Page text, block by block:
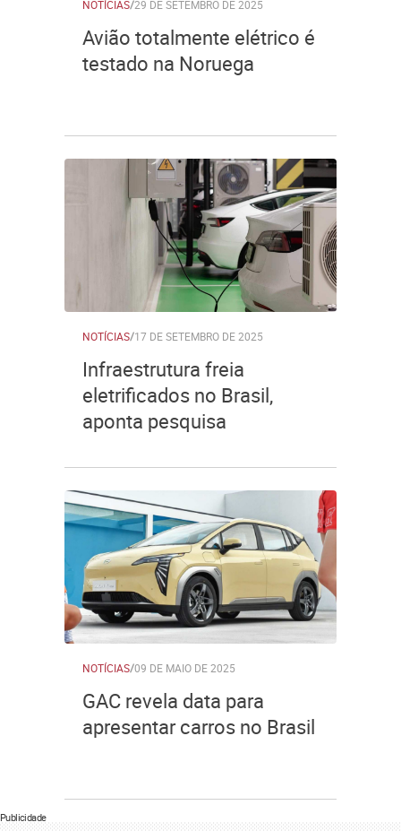
NOTÍCIAS/29 DE SETEMBRO DE 2025
Avião totalmente elétrico é
testado na Noruega
NOTÍCIAS/17 DE SETEMBRO DE 2025
Infraestrutura freia
eletrificados no Brasil,
aponta pesquisa
NOTÍCIAS/09 DE MAIO DE 2025
GAC revela data para
apresentar carros no Brasil
Publicidade